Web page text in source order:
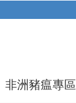
非洲豬瘟專區